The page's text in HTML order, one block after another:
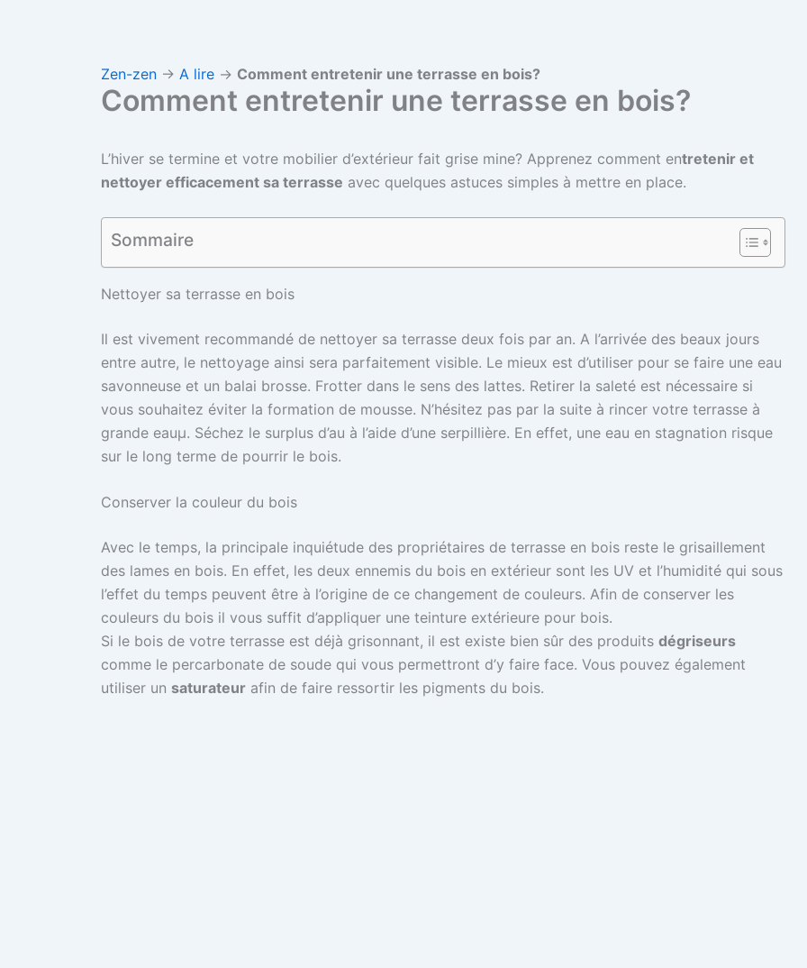
Zen-zen → A lire → Comment entretenir une terrasse en bois?
Comment entretenir une terrasse en bois?
L’hiver se termine et votre mobilier d’extérieur fait grise mine? Apprenez comment entretenir et
nettoyer efficacement sa terrasse avec quelques astuces simples à mettre en place.
Sommaire
Nettoyer sa terrasse en bois
Il est vivement recommandé de nettoyer sa terrasse deux fois par an. A l’arrivée des beaux jours
entre autre, le nettoyage ainsi sera parfaitement visible. Le mieux est d’utiliser pour se faire une eau
savonneuse et un balai brosse. Frotter dans le sens des lattes. Retirer la saleté est nécessaire si
vous souhaitez éviter la formation de mousse. N’hésitez pas par la suite à rincer votre terrasse à
grande eauµ. Séchez le surplus d’au à l’aide d’une serpillière. En effet, une eau en stagnation risque
sur le long terme de pourrir le bois.
Conserver la couleur du bois
Avec le temps, la principale inquiétude des propriétaires de terrasse en bois reste le grisaillement
des lames en bois. En effet, les deux ennemis du bois en extérieur sont les UV et l’humidité qui sous
l’effet du temps peuvent être à l’origine de ce changement de couleurs. Afin de conserver les
couleurs du bois il vous suffit d’appliquer une teinture extérieure pour bois.
Si le bois de votre terrasse est déjà grisonnant, il est existe bien sûr des produits dégriseurs
comme le percarbonate de soude qui vous permettront d’y faire face. Vous pouvez également
utiliser un saturateur afin de faire ressortir les pigments du bois.